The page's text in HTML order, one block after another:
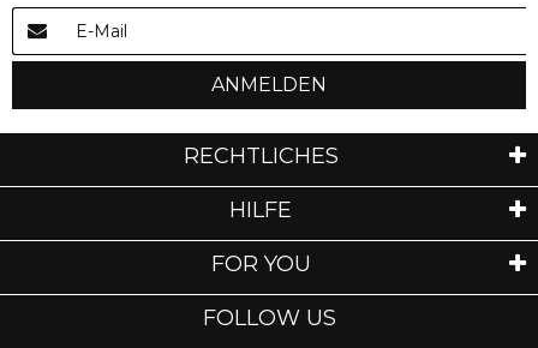
ANMELDEN
RECHTLICHES
HILFE
FOR YOU
FOLLOW US